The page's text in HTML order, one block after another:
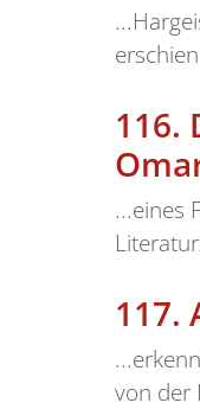
116.
...eines
117.
von der